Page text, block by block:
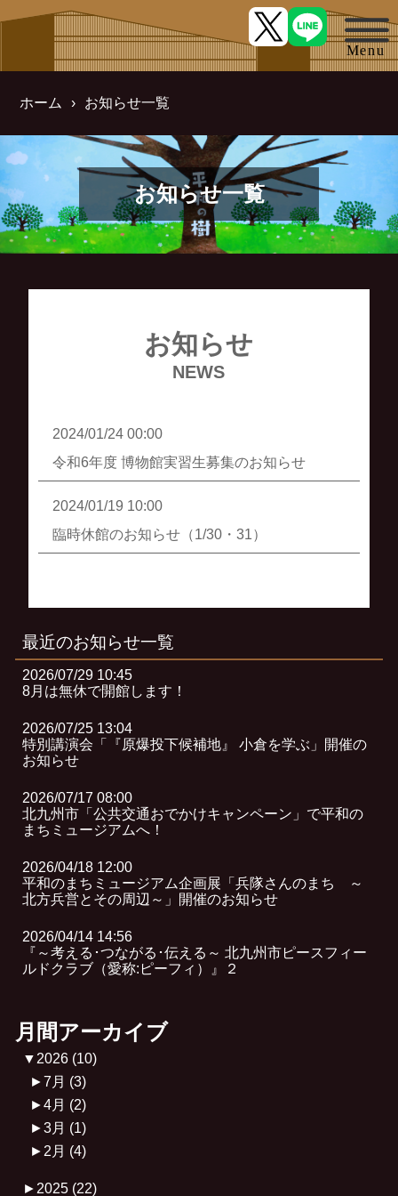
ホーム お知らせ一覧
お知らせ一覧
お知らせ
NEWS
2024/01/24 00:00
令和6年度 博物館実習生募集のお知らせ
2024/01/19 10:00
臨時休館のお知らせ（1/30・31）
最近のお知らせ一覧
2026/07/29 10:45
8月は無休で開館します！
2026/07/25 13:04
特別講演会「『原爆投下候補地』 小倉を学ぶ」開催の
お知らせ
2026/07/17 08:00
北九州市「公共交通おでかけキャンペーン」で平和の
まちミュージアムへ！
2026/04/18 12:00
平和のまちミュージアム企画展「兵隊さんのまち ～
北方兵営とその周辺～」開催のお知らせ
2026/04/14 14:56
『～考える･つながる･伝える～ 北九州市ピースフィー
ルドクラブ（愛称:ピーフィ）』２
月間アーカイブ
▼ 2026 (10)
►7月 (3)
►4月 (2)
►3月 (1)
► 2月 (4)
► 2025 (22)